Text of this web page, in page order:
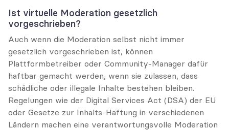
Ist virtuelle Moderation gesetzlich
vorgeschrieben?
Auch wenn die Moderation selbst nicht immer
gesetzlich vorgeschrieben ist, können
Plattformbetreiber oder Community-Manager dafür
haftbar gemacht werden, wenn sie zulassen, dass
schädliche oder illegale Inhalte bestehen bleiben.
Regelungen wie der Digital Services Act (DSA) der EU
oder Gesetze zur Inhalts-Haftung in verschiedenen
Ländern machen eine verantwortungsvolle Moderation